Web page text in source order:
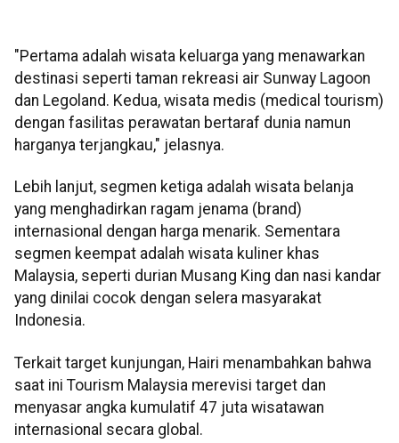
"Pertama adalah wisata keluarga yang menawarkan
destinasi seperti taman rekreasi air Sunway Lagoon
dan Legoland. Kedua, wisata medis (medical tourism)
dengan fasilitas perawatan bertaraf dunia namun
harganya terjangkau," jelasnya.
Lebih lanjut, segmen ketiga adalah wisata belanja
yang menghadirkan ragam jenama (brand)
internasional dengan harga menarik. Sementara
segmen keempat adalah wisata kuliner khas
Malaysia, seperti durian Musang King dan nasi kandar
yang dinilai cocok dengan selera masyarakat
Indonesia.
Terkait target kunjungan, Hairi menambahkan bahwa
saat ini Tourism Malaysia merevisi target dan
menyasar angka kumulatif 47 juta wisatawan
internasional secara global.